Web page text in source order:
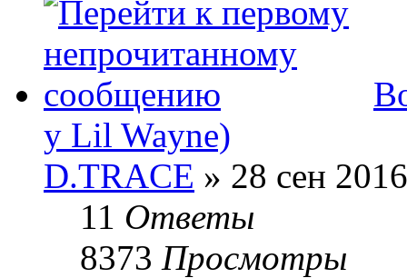
у Lil Wayne)
D.TRACE » 28 сен
11 Ответы
8373 Просмотры